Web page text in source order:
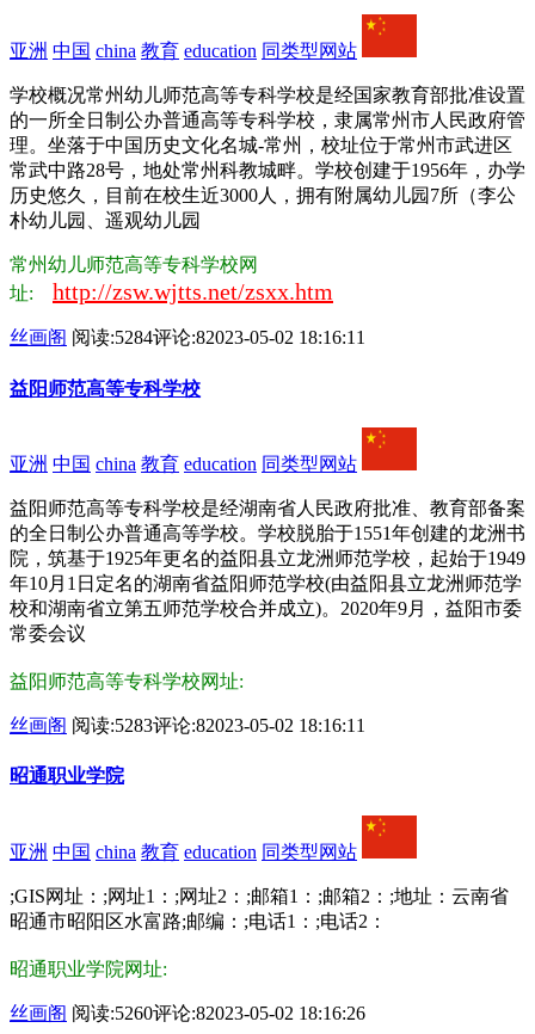
亚洲 中国 china 教育 education 同类型网站
学校概况常州幼儿师范高等专科学校是经国家教育部批准设置
的一所全日制公办普通高等专科学校，隶属常州市人民政府管
理。坐落于中国历史文化名城-常州，校址位于常州市武进区
常武中路28号，地处常州科教城畔。学校创建于1956年，办学
历史悠久，目前在校生近3000人，拥有附属幼儿园7所（李公
朴幼儿园、遥观幼儿园
常州幼儿师范高等专科学校网
址: http://zsw.wjtts.net/zsxx.htm
丝画阁 阅读:5284评论:82023-05-02 18:16:11
益阳师范高等专科学校
亚洲 中国 china 教育 education 同类型网站
益阳师范高等专科学校是经湖南省人民政府批准、教育部备案
的全日制公办普通高等学校。学校脱胎于1551年创建的龙洲书
院，筑基于1925年更名的益阳县立龙洲师范学校，起始于1949
年10月1日定名的湖南省益阳师范学校(由益阳县立龙洲师范学
校和湖南省立第五师范学校合并成立)。2020年9月，益阳市委
常委会议
益阳师范高等专科学校网址:
丝画阁 阅读:5283评论:82023-05-02 18:16:11
昭通职业学院
亚洲 中国 china 教育 education 同类型网站
;GIS网址：;网址1：;网址2：;邮箱1：;邮箱2：;地址：云南省
昭通市昭阳区水富路;邮编：;电话1：;电话2：
昭通职业学院网址:
丝画阁 阅读:5260评论:82023-05-02 18:16:26